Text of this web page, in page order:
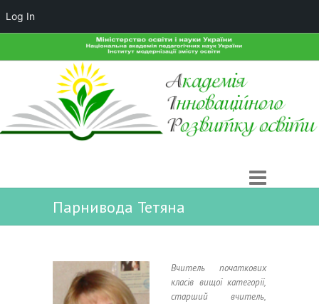
Парнивода Тетяна
Вчитель початкових
класів вищої категорії,
старший вчитель,
Log In